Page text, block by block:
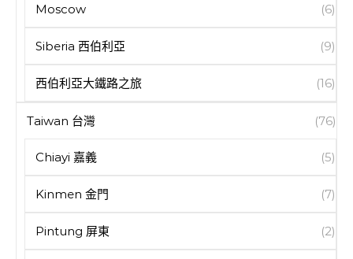
Moscow (6)
Siberia 西伯利亞 (9)
西伯利亞大鐵路之旅 (16)
Taiwan 台灣 (76)
Chiayi 嘉義 (5)
Kinmen 金門 (7)
Pintung 屏東 (2)